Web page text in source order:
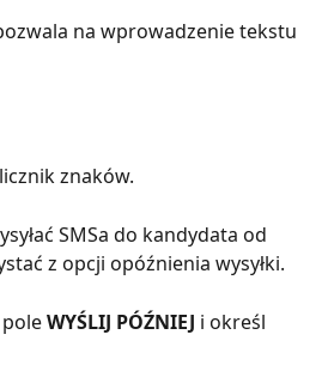
na wprowadzenie tekstu
znaków.
SMSa do kandydata od
z opcji opóźnienia wysyłki.
WYŚLIJ PÓŹNIEJ i określ